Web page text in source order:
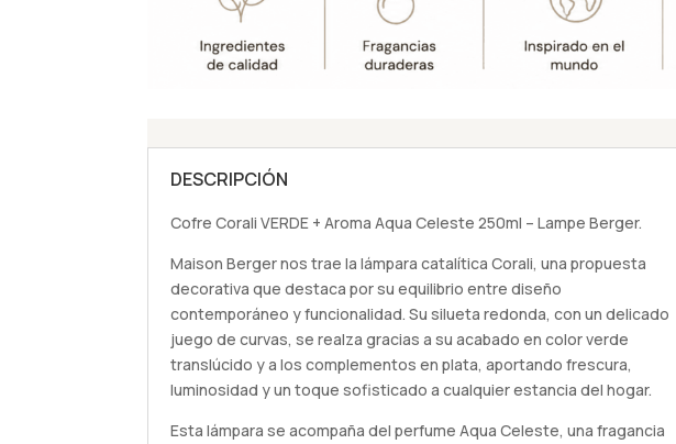
DESCRIPCIÓN
Cofre Corali VERDE + Aroma Aqua Celeste 250ml – Lampe Berger.
Maison Berger nos trae la lámpara catalítica Corali, una propuesta
decorativa que destaca por su equilibrio entre diseño
contemporáneo y funcionalidad. Su silueta redonda, con un delicado
juego de curvas, se realza gracias a su acabado en color verde
translúcido y a los complementos en plata, aportando frescura,
luminosidad y un toque sofisticado a cualquier estancia del hogar.
Esta lámpara se acompaña del perfume Aqua Celeste, una fragancia